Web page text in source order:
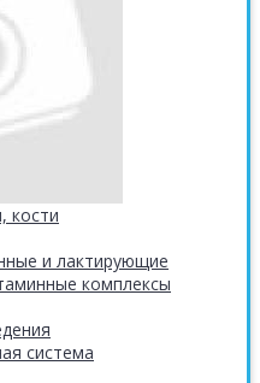
кости
и лактирующие
комплексы
система